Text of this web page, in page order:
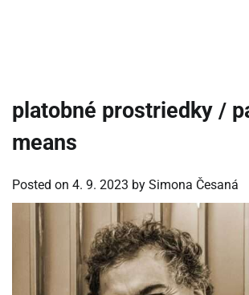
platobné prostriedky /
means
Posted on 4. 9. 2023 by Simona Česaná